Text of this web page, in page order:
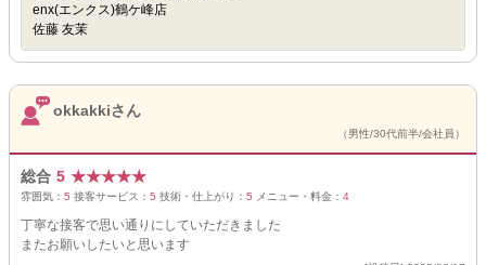
enx(エンクス)鶴ケ峰店
佐藤 友茉
okkakkiさん
（男性/30代前半/会社員）
総合 5 ★★★★★
雰囲気： 5 接客サービス： 5 技術・仕上がり： 5 メニュー・料金： 4
丁寧な接客で思い通りにしていただきました
またお願いしたいと思います